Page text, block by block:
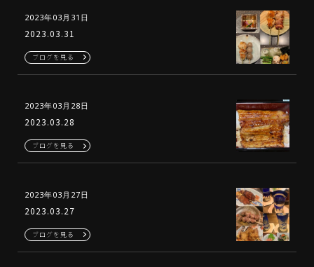
2023年03月31日
2023.03.31
ブログを見る
2023年03月28日
2023.03.28
ブログを見る
2023年03月27日
2023.03.27
ブログを見る